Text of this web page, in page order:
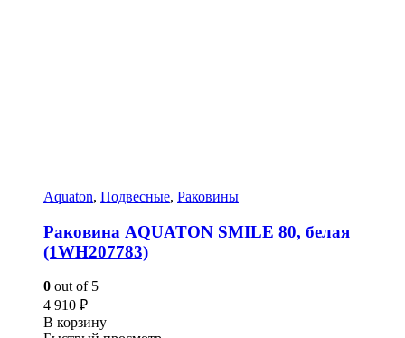
Aquaton, Подвесные, Раковины
Раковина AQUATON SMILE 80, белая
(1WH207783)
0 out of 5
4 910 ₽
В корзину